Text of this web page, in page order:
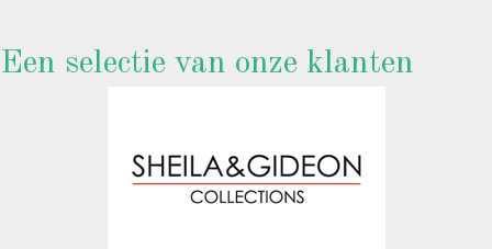
Een selectie van onze klanten